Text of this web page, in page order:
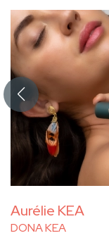
Aurélie KEA
DONA KEA